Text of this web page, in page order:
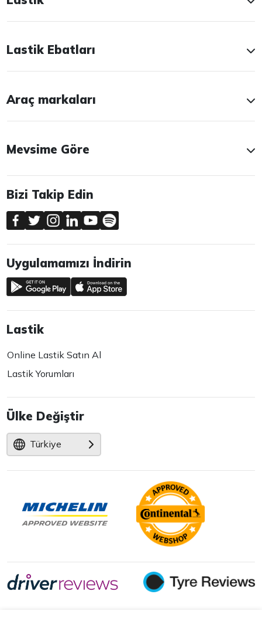
Lastik Ebatları
Araç markaları
Mevsime Göre
Bizi Takip Edin
Uygulamamızı İndirin
Lastik
Online Lastik Satın Al
Lastik Yorumları
Ülke Değiştir
Türkiye